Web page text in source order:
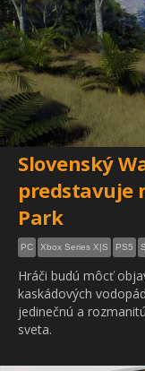
Slovenský
predstavuje
Park
PC Xbox Series X|S PS5
Hráči budú môcť
kaskádových
jedinečnú a
sveta.